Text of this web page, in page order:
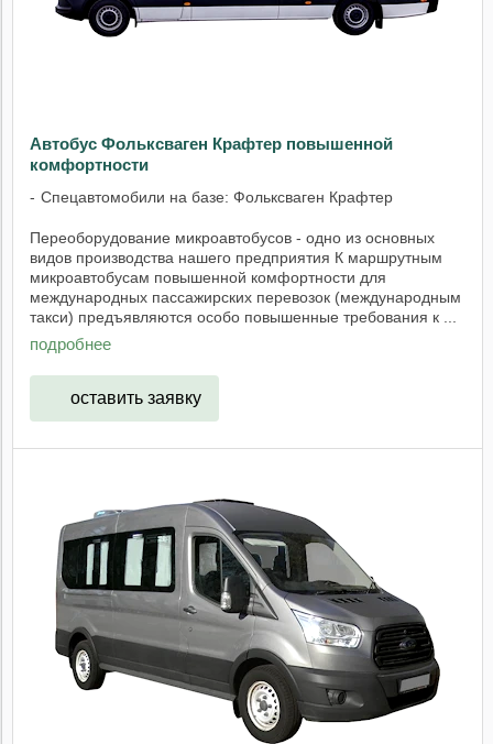
Автобус Фольксваген Крафтер повышенной
комфортности
Спецавтомобили на базе: Фольксваген Крафтер
Переоборудование микроавтобусов - одно из основных
видов производства нашего предприятия К маршрутным
микроавтобусам повышенной комфортности для
международных пассажирских перевозок (международным
такси) предъявляются особо повышенные требования к ...
подробнее
оставить заявку